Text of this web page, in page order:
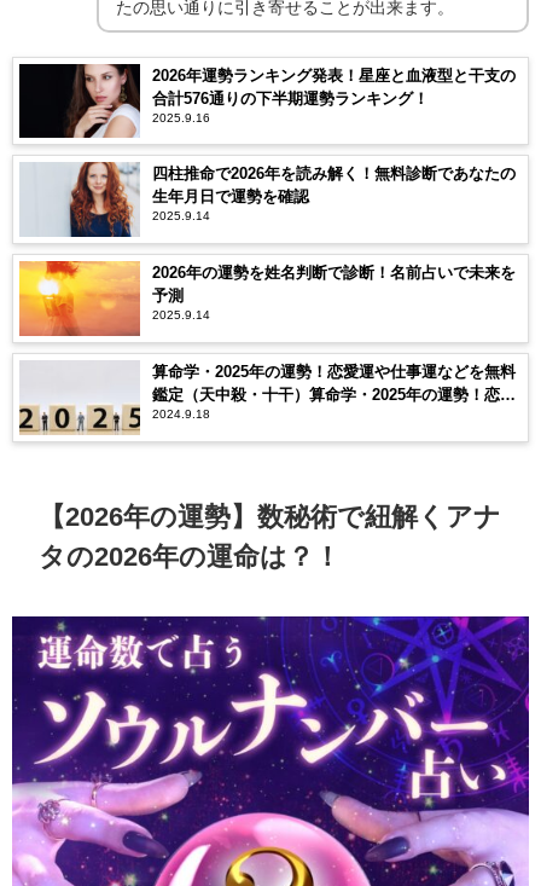
たの思い通りに引き寄せることが出来ます。
2026年運勢ランキング発表！星座と血液型と干支の
合計576通りの下半期運勢ランキング！
2025.9.16
四柱推命で2026年を読み解く！無料診断であなたの
生年月日で運勢を確認
2025.9.14
2026年の運勢を姓名判断で診断！名前占いで未来を
予測
2025.9.14
算命学・2025年の運勢！恋愛運や仕事運などを無料
鑑定（天中殺・十干）算命学・2025年の運勢！恋愛
運や仕事運などを無料鑑定（天中殺・十干）
2024.9.18
【2026年の運勢】数秘術で紐解くアナ
タの2026年の運命は？！